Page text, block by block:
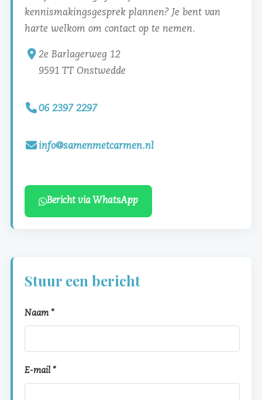
kennismakingsgesprek plannen? Je bent van
harte welkom om contact op te nemen.
2e Barlagerweg 12
9591 TT Onstwedde
06 2397 2297
info@samenmetcarmen.nl
Bericht via WhatsApp
Stuur een bericht
Naam *
E-mail *